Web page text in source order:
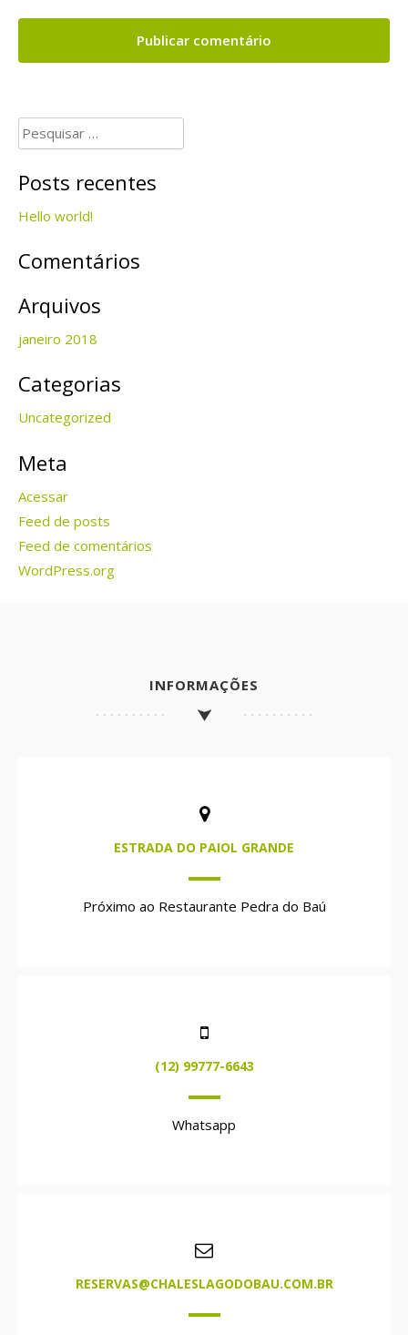
Pesquisar
por:
Posts recentes
Hello world!
Comentários
Arquivos
janeiro 2018
Categorias
Uncategorized
Meta
Acessar
Feed de posts
Feed de comentários
WordPress.org
INFORMAÇÕES
ESTRADA DO PAIOL GRANDE
Próximo ao Restaurante Pedra do Baú
(12) 99777-6643
Whatsapp
RESERVAS@CHALESLAGODOBAU.COM.BR